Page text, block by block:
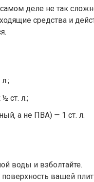
деле не так
средства и
ст. л.;
а не ПВА) — 1 ст. л.
воды и взболтайте.
вашей